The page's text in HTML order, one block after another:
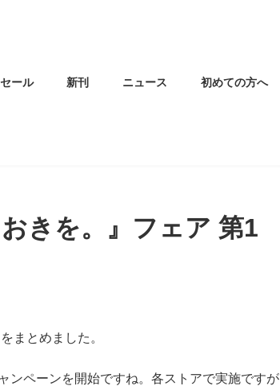
セール 新刊 ニュース 初めての方へ
きを。』フェア 第1
まとめました。
ンペーンを開始ですね。各ストアで実施ですが